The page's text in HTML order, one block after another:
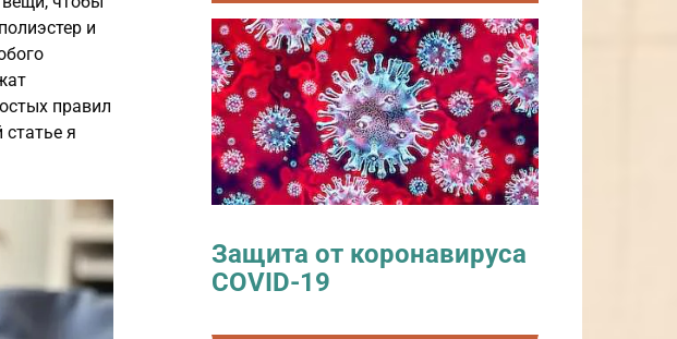
и
правил
я
Защита от коронавируса
COVID-19